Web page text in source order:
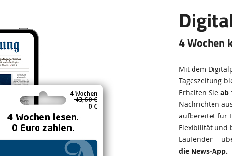
4 Wochen
Mit dem
Tageszeitung
Erhalten Sie ab
Nachrichten
aufbereitet für
Flexibilität und
Laufenden –
die News-App.